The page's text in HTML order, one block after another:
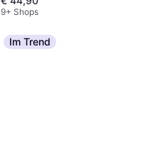
9+ Shops
Im Trend